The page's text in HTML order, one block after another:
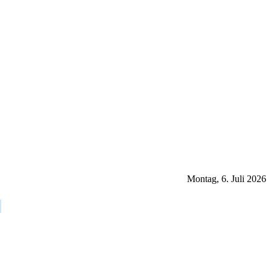
Montag, 6. Juli 2026